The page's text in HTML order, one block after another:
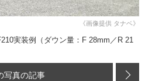
《画像提供 タナベ》
実装例（ダウン量：F 28mm／R 21
写真の記事